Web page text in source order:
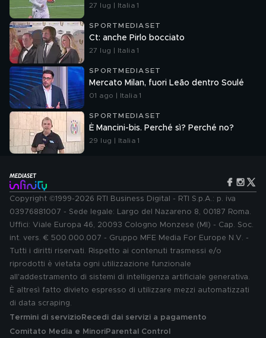
27 lug | Italia 1
SPORTMEDIASET
Ct: anche Pirlo bocciato
27 lug | Italia 1
SPORTMEDIASET
Mercato Milan, fuori Leão dentro Soulé
01 ago | Italia 1
SPORTMEDIASET
È Mancini-bis. Perché sì? Perché no?
29 lug | Italia 1
Copyright ©1999-2026 RTI Business Digital - RTI S.p.A.: p. iva
03976881007 - Sede legale: Largo del Nazareno 8, 00187 Roma.
Uffici: Viale Europa 46, 20093 Cologno Monzese (MI) - Cap. Soc.
int. vers. € 500.000.007 - Gruppo MFE Media For Europe N.V. -
Tutti i diritti riservati. Rispetto ai contenuti trasmessi e/o
riprodotti è vietata ogni utilizzazione funzionale
all'addestramento di sistemi di intelligenza artificiale generativa.
È altresì fatto divieto espresso di utilizzare mezzi automatizzati
di data scraping.
Termini di servizio Recedi dai servizi a pagamento
Comitato Media e MinoriParental Control